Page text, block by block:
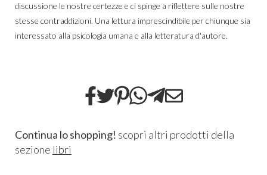
discussione le nostre certezze e ci spinge a riflettere sulle nostre
stesse contraddizioni. Una lettura imprescindibile per chiunque sia
interessato alla psicologia umana e alla letteratura d'autore.
Continua lo shopping! scopri altri prodotti della
sezione libri